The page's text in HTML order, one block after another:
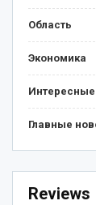
Область
Экономика
Главные
Reviews